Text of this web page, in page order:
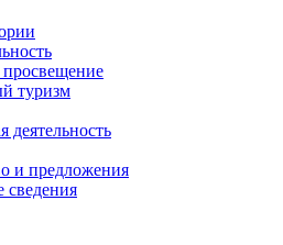
просвещение
туризм
деятельность
и предложения
сведения